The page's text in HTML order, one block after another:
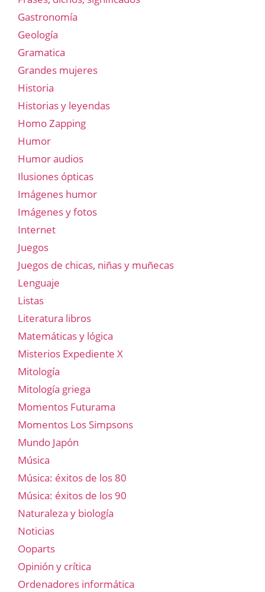
Gastronomía
Geología
Gramatica
Grandes mujeres
Historia
Historias y leyendas
Homo Zapping
Humor
Humor audios
Ilusiones ópticas
Imágenes humor
Imágenes y fotos
Internet
Juegos
Juegos de chicas, niñas y muñecas
Lenguaje
Listas
Literatura libros
Matemáticas y lógica
Misterios Expediente X
Mitología
Mitología griega
Momentos Futurama
Momentos Los Simpsons
Mundo Japón
Música
Música: éxitos de los 80
Música: éxitos de los 90
Naturaleza y biología
Noticias
Ooparts
Opinión y crítica
Ordenadores informática